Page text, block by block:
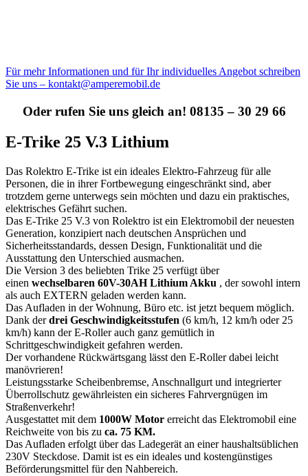
Für mehr Informationen und für Ihr individuelles Angebot schreiben
Sie uns – kontakt@amperemobil.de
Oder rufen Sie uns gleich an! 08135 – 30 29 66
E-Trike 25 V.3 Lithium
Das Rolektro E-Trike ist ein ideales Elektro-Fahrzeug für alle
Personen, die in ihrer Fortbewegung eingeschränkt sind, aber
trotzdem gerne unterwegs sein möchten und dazu ein praktisches,
elektrisches Gefährt suchen.
Das E-Trike 25 V.3 von Rolektro ist ein Elektromobil der neuesten
Generation, konzipiert nach deutschen Ansprüchen und
Sicherheitsstandards, dessen Design, Funktionalität und die
Ausstattung den Unterschied ausmachen.
Die Version 3 des beliebten Trike 25 verfügt über
einen wechselbaren 60V-30AH Lithium Akku , der sowohl intern
als auch EXTERN geladen werden kann.
Das Aufladen in der Wohnung, Büro etc. ist jetzt bequem möglich.
Dank derdrei Geschwindigkeitsstufen (6 km/h, 12 km/h oder 25
km/h) kann der E-Roller auch ganz gemütlich in
Schrittgeschwindigkeit gefahren werden.
Der vorhandene Rückwärtsgang lässt den E-Roller dabei leicht
manövrieren!
Leistungsstarke Scheibenbremse, Anschnallgurt und integrierter
Überrollschutz gewährleisten ein sicheres Fahrvergnügen im
Straßenverkehr!
Ausgestattet mit dem 1000W Motor erreicht das Elektromobil eine
Reichweite von bis zu ca. 75 KM.
Das Aufladen erfolgt über das Ladegerät an einer haushaltsüblichen
230V Steckdose. Damit ist es ein ideales und kostengünstiges
Beförderungsmittel für den Nahbereich.